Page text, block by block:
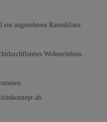
angenehmes Raumklima.
Wohnerlebnis.
ab.